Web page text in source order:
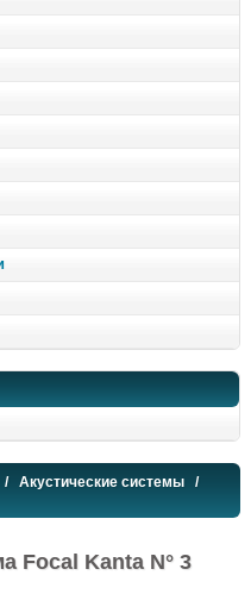
/ Акустические системы /
Focal Kanta N° 3